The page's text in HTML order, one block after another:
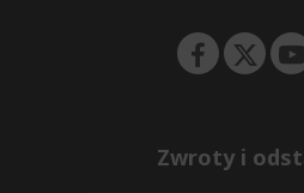
Zwroty i